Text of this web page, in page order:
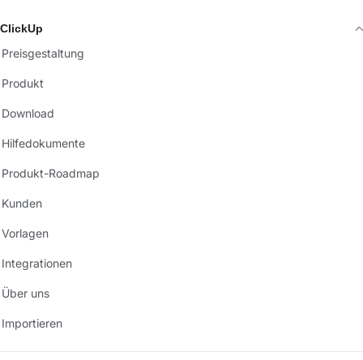
ClickUp
Preisgestaltung
Produkt
Download
Hilfedokumente
Produkt-Roadmap
Kunden
Vorlagen
Integrationen
Über uns
Importieren